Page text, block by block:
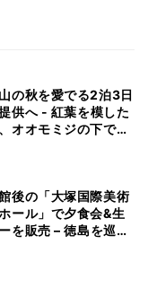
の秋を愛でる2泊3日
供へ - 紅葉を模した
オオモミジの下でお
後の「大塚国際美術
ール」で夕食会&生
を販売 – 徳島を巡る